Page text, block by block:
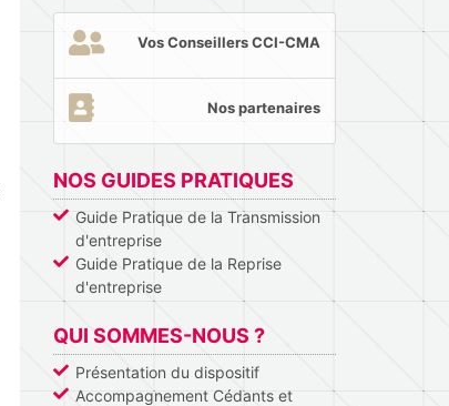
Vos Conseillers CCI-CMA
Nos partenaires
NOS GUIDES PRATIQUES
Guide Pratique de la Transmission
d'entreprise
Guide Pratique de la Reprise
d'entreprise
QUI SOMMES-NOUS ?
Présentation du dispositif
Accompagnement Cédants et